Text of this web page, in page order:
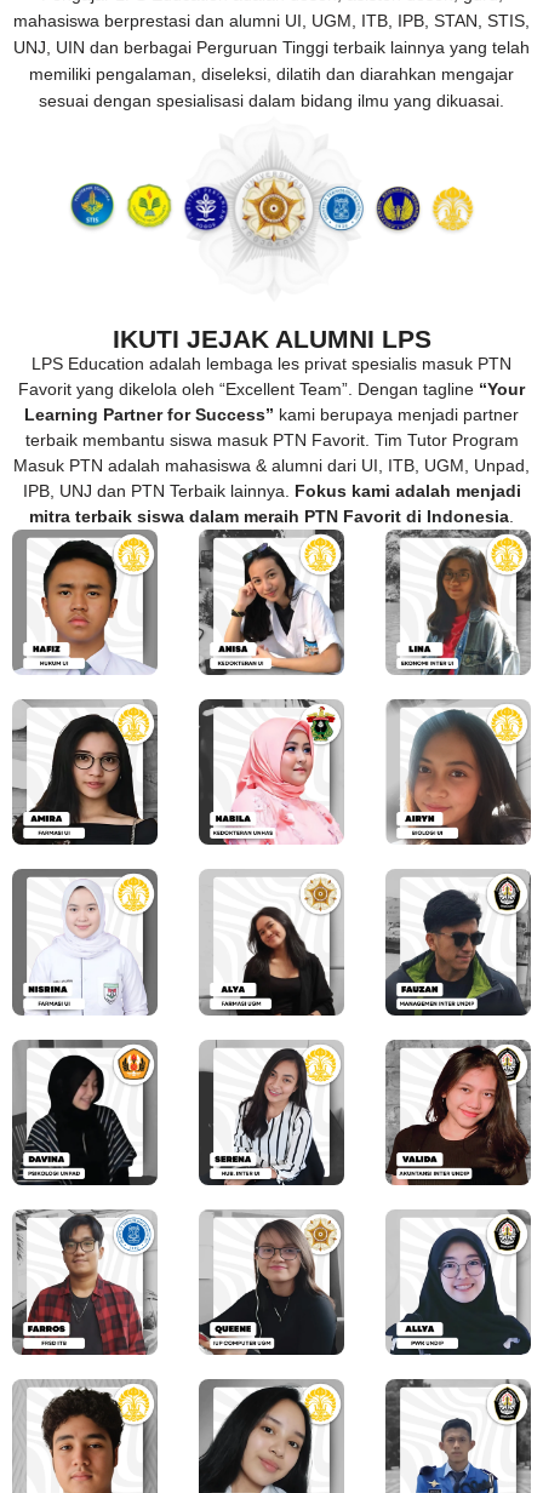
mahasiswa berprestasi dan alumni UI, UGM, ITB, IPB, STAN, STIS,
UNJ, UIN dan berbagai Perguruan Tinggi terbaik lainnya yang telah
memiliki pengalaman, diseleksi, dilatih dan diarahkan mengajar
sesuai dengan spesialisasi dalam bidang ilmu yang dikuasai.
IKUTI JEJAK ALUMNI LPS
LPS Education adalah lembaga les privat spesialis masuk PTN
Favorit yang dikelola oleh “Excellent Team”. Dengan tagline “Your
Learning Partner for Success” kami berupaya menjadi partner
terbaik membantu siswa masuk PTN Favorit. Tim Tutor Program
Masuk PTN adalah mahasiswa & alumni dari UI, ITB, UGM, Unpad,
IPB, UNJ dan PTN Terbaik lainnya. Fokus kami adalah menjadi
mitra terbaik siswa dalam meraih PTN Favorit di Indonesia